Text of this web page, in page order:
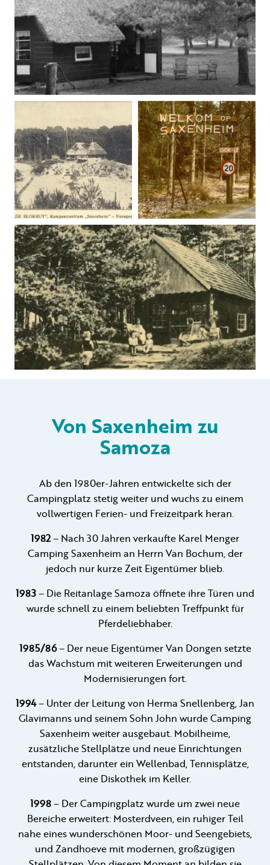
Von Saxenheim zu
Samoza
Ab den 1980er-Jahren entwickelte sich der
Campingplatz stetig weiter und wuchs zu einem
vollwertigen Ferien- und Freizeitpark heran.
1982– Nach 30 Jahren verkaufte Karel Menger
Camping Saxenheim an Herrn Van Bochum, der
jedoch nur kurze Zeit Eigentümer blieb.
1983– Die Reitanlage Samoza öffnete ihre Türen und
wurde schnell zu einem beliebten Treffpunkt für
Pferdeliebhaber.
1985/86– Der neue Eigentümer Van Dongen setzte
das Wachstum mit weiteren Erweiterungen und
Modernisierungen fort.
1994– Unter der Leitung von Herma Snellenberg, Jan
Glavimanns und seinem Sohn John wurde Camping
Saxenheim weiter ausgebaut. Mobilheime,
zusätzliche Stellplätze und neue Einrichtungen
entstanden, darunter ein Wellenbad, Tennisplätze,
eine Diskothek im Keller.
1998– Der Campingplatz wurde um zwei neue
Bereiche erweitert: Mosterdveen, ein ruhiger Teil
nahe eines wunderschönen Moor- und Seengebiets,
und Zandhoeve mit modernen, großzügigen